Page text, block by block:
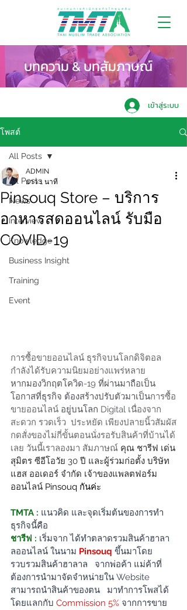
บทความ & บทสัมภาษณ์
เข้าสู่ระบบ
โพสต์
All Posts
News
Interview
Knowledge
Business Insight
Training
Event
All Posts
Pinsouq Store – บริการ
อาหารสดออนไลน์ รับมือ
COVID-19
ADMIN
ยาว 1 นาที
การซื้อขายออนไลน์ ธุรกิจบนโลกดิจิตอล
กำลังได้รับความนิยมอย่างแพร่หลาย
หากมองวิกฤตโควิด-19 ที่ผ่านมาถือเป็น
โอกาสที่ธุรกิจ ต้องสร้างปรับตัวมาเป็นการซื้อ
ขายออนไลน์ อยู่บนโลก Digital เนื่องจาก
สะดวก รวดเร็ว  ประหยัด เพียงปลายนิ้วสัมผัส
กดสั่งของไม่กี่ขั้นตอนนั่งรอรับสินค้าที่บ้านได้
เลย วันนี้เราลองมา สัมภาษณ์ คุณ ชารีฟ เด่น
สุมิตร ซีอีโอวัย 30 ปี และผู้ร่วมก่อตั้ง บริษัท
แฮส ออเดอร์ จำกัด เจ้าของแพลตฟอร์ม
ออนไลน์ Pinsouq กันค่ะ
TMTA : แนวคิด และจุดเริ่มต้นของการทำ
ธุรกิจนี้คือ
ชารีฟ : เริ่มจาก ได้ทำตลาดรวมสินค้าฮาลา
ลออนไลน์ ในนาม Pinsouq ขึ้นมาโดย
รวบรวมสินค้าฮาลาล   จากพ่อค้า แม่ค้าที่
ต้องการนำมาจัดจำหน่ายใน Website
สามารถนำสินค้าของตน   มาทำการโพสได้
โดยแลกกับ Commission 5% จากการขาย